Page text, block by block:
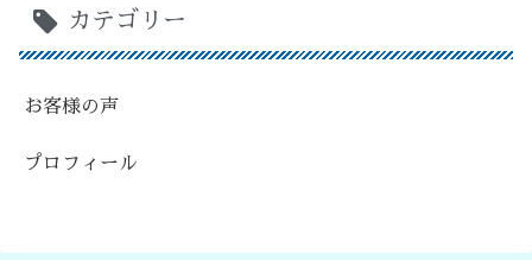
カテゴリー
お客様の声
プロフィール